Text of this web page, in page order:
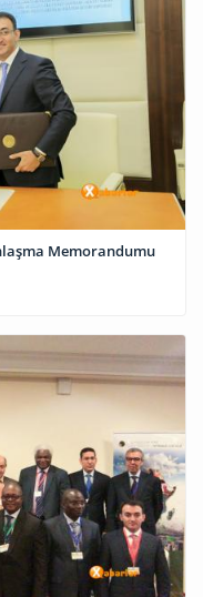
Memorandumu